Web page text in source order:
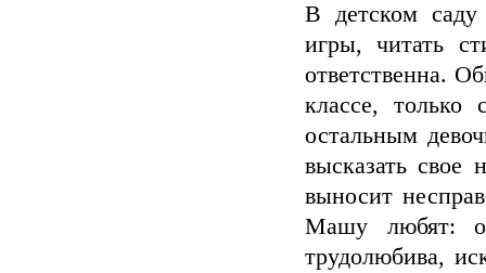
В детском
игры, читать
ответственна.
классе, только
остальным
высказать свое
выносит
Машу любят:
трудолюбива,